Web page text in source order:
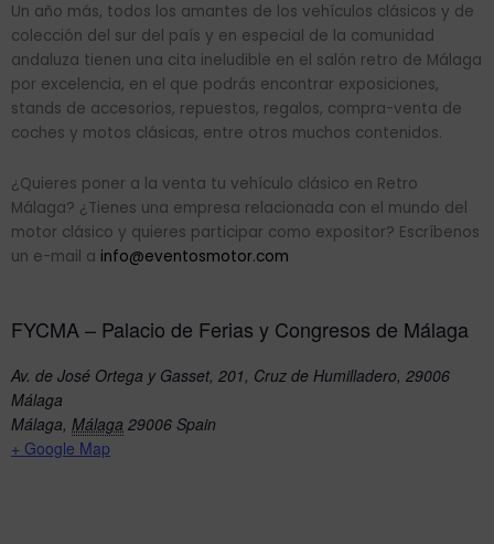
Un año más, todos los amantes de los vehículos clásicos y de
colección del sur del país y en especial de la comunidad
andaluza tienen una cita ineludible en el salón retro de Málaga
por excelencia, en el que podrás encontrar exposiciones,
stands de accesorios, repuestos, regalos, compra-venta de
coches y motos clásicas, entre otros muchos contenidos.
¿Quieres poner a la venta tu vehículo clásico en Retro
Málaga? ¿Tienes una empresa relacionada con el mundo del
motor clásico y quieres participar como expositor? Escríbenos
un e-mail a info@eventosmotor.com
FYCMA – Palacio de Ferias y Congresos de Málaga
Av. de José Ortega y Gasset, 201, Cruz de Humilladero, 29006
Málaga
Málaga, Málaga 29006 Spain
+ Google Map